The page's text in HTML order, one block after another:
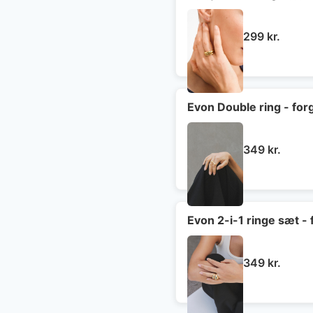
299 kr.
Evon Double ring -
349 kr.
Evon 2-i-1 ringe sæt -
349 kr.